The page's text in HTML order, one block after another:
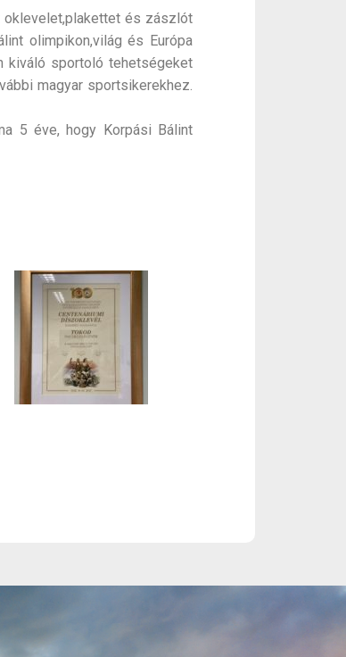
oklevelet,plakettet és zászlót
olimpikon,világ és Európa
kiváló sportoló tehetségeket
magyar sportsikerekhez.
5 éve, hogy Korpási Bálint